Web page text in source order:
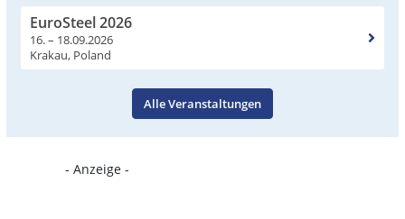
EuroSteel 2026
16. – 18.09.2026
Krakau, Poland
Alle Veranstaltungen
- Anzeige -